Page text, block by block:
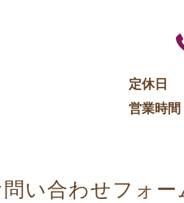
定休日
営業時間
い合わせフォー